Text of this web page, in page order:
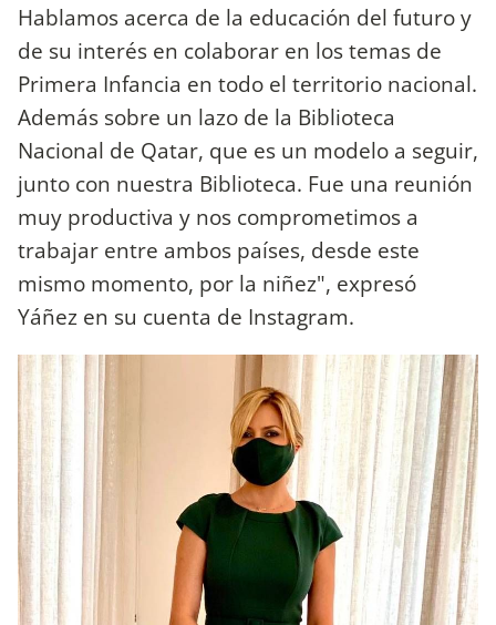
Hablamos acerca de la educación del futuro y
de su interés en colaborar en los temas de
Primera Infancia en todo el territorio nacional.
Además sobre un lazo de la Biblioteca
Nacional de Qatar, que es un modelo a seguir,
junto con nuestra Biblioteca. Fue una reunión
muy productiva y nos comprometimos a
trabajar entre ambos países, desde este
mismo momento, por la niñez", expresó
Yáñez en su cuenta de Instagram.